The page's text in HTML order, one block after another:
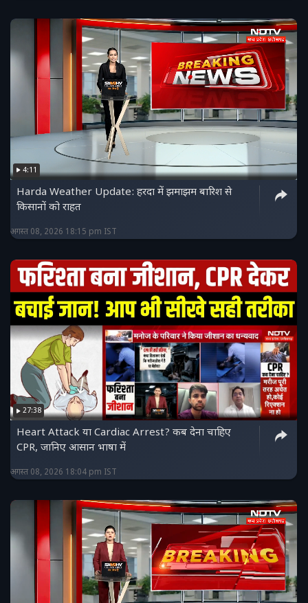
4:11
Harda Weather Update: हरदा में झमाझम बारिश से
किसानों को राहत
अगस्त 08, 2026 18:15 pm IST
27:38
Heart Attack या Cardiac Arrest? कब देना चाहिए
CPR, जानिए आसान भाषा में
अगस्त 08, 2026 18:04 pm IST